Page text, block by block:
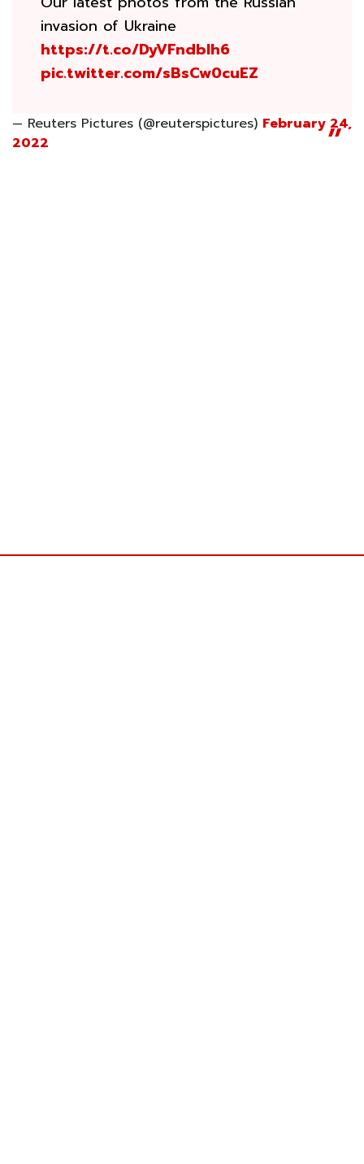
invasion of Ukraine
https://t.co/DyVFndbIh6
pic.twitter.com/sBsCw0cuEZ
— Reuters Pictures (@reuterspictures) February 24,
2022